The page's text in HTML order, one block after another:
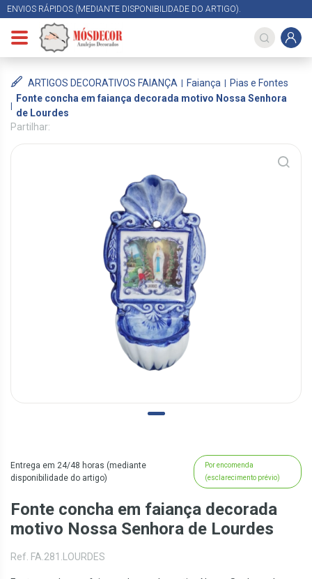
ENVIOS RÁPIDOS (MEDIANTE DISPONIBILIDADE DO ARTIGO).
ARTIGOS DECORATIVOS FAIANÇA Faiança
Pias e Fontes
Fonte concha em faiança decorada motivo Nossa Senhora
de Lourdes
Partilhar:
Entrega em 24/48 horas (mediante
disponibilidade do artigo)
Por encomenda
(esclarecimento prévio)
Fonte concha em faiança decorada
motivo Nossa Senhora de Lourdes
Ref. FA.281.LOURDES